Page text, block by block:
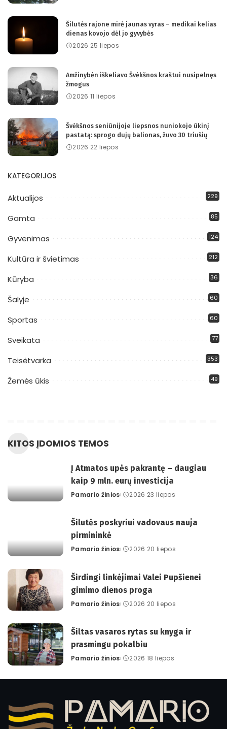
Šilutės rajone mirė jaunas vyras – medikai kelias
dienas kovojo dėl jo gyvybės
2026 25 liepos
Amžinybėn iškeliavo Švėkšnos kraštui nusipelnęs
žmogus
2026 11 liepos
Švėkšnos seniūnijoje liepsnos nuniokojo ūkinį
pastatą: sprogo dujų balionas, žuvo 30 triušių
2026 22 liepos
KATEGORIJOS
Aktualijos 229
Gamta 85
Gyvenimas 124
Kultūra ir švietimas 212
Kūryba 36
Šalyje 60
Sportas 60
Sveikata 77
Teisėtvarka 353
Žemės ūkis 49
KITOS ĮDOMIOS TEMOS
Į Atmatos upės pakrantę – daugiau
kaip 9 mln. eurų investicija
Posted
Pamario žinios 2026 23 liepos
Šilutės poskyriui vadovaus nauja
pirmininkė
Posted
Pamario žinios 2026 20 liepos
Širdingi linkėjimai Valei Pupšienei
gimimo dienos proga
Posted
Pamario žinios 2026 20 liepos
Šiltas vasaros rytas su knyga ir
prasmingu pokalbiu
Posted
Pamario žinios 2026 18 liepos